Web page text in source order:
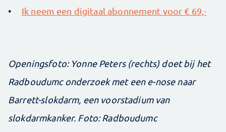
• Ik neem een digitaal abonnement voor € 69,-
Openingsfoto: Yonne Peters (rechts) doet bij het
Radboudumc onderzoek met een e-nose naar
Barrett-slokdarm, een voorstadium van
slokdarmkanker. Foto: Radboudumc